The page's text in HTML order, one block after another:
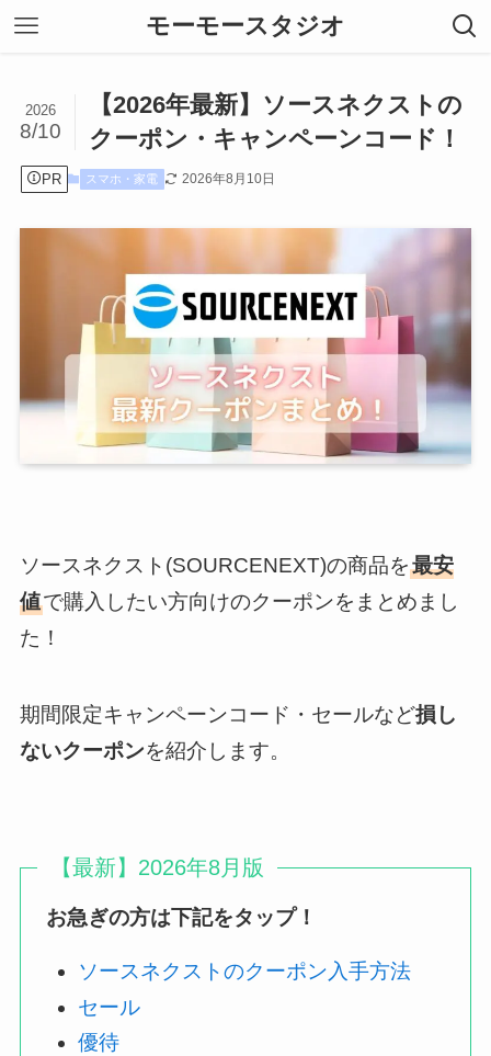
モーモースタジオ
【2026年最新】ソースネクストの
クーポン・キャンペーンコード！
2026
8/10
PR スマホ・家電 2026年8月10日
ソースネクスト(SOURCENEXT)の商品を最安
値で購入したい方向けのクーポンをまとめまし
た！
期間限定キャンペーンコード・セールなど損し
ないクーポンを紹介します。
【最新】2026年8月版
お急ぎの方は下記をタップ！
ソースネクストのクーポン入手方法
セール
優待